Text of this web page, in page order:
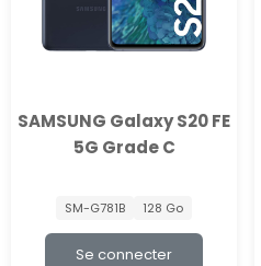
SAMSUNG Galaxy S20 FE
5G Grade C
SM-G781B 128 Go
Se connecter